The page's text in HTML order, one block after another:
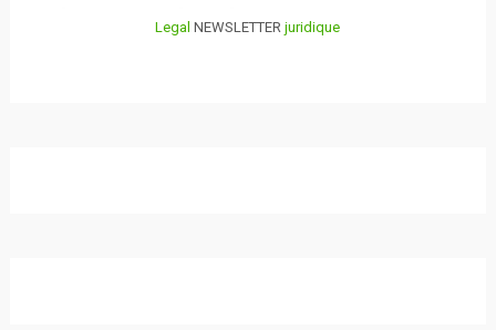
Legal NEWSLETTERjuridique